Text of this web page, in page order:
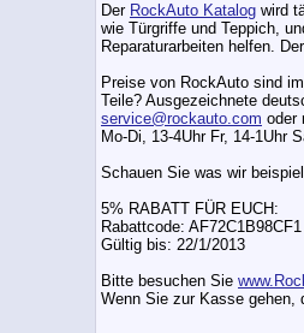
Der RockAuto Katalog wird
wie Türgriffe und Teppich,
Reparaturarbeiten helfen.
Preise von RockAuto sind
Teile? Ausgezeichnete
service@rockauto.com oder
Mo-Di, 13-4Uhr Fr, 14-1Uhr
Schauen Sie was wir
5% RABATT FÜR EUCH:
Rabattcode: AF72C1B98CF1
Gültig bis: 22/1/2013
Bitte besuchen Sie
Wenn Sie zur Kasse gehen,